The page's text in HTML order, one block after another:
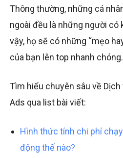
Thông thường, những cá
ngoài đều là những người có
vậy, họ sẽ có những “mẹo
của bạn lên top nhanh chóng.
Tìm hiểu chuyên sâu về
Ads qua list bài viết:
Hình thức tính chi phí
động thế nào?